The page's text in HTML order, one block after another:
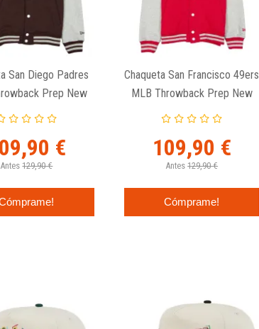
San Diego Padres
Prep New
Era
€
Antes 129,90 €
Chaqueta San Francisco 49ers
MLB Throwback Prep New
Era
109,90 €
Antes 129,90 €
Cómprame!